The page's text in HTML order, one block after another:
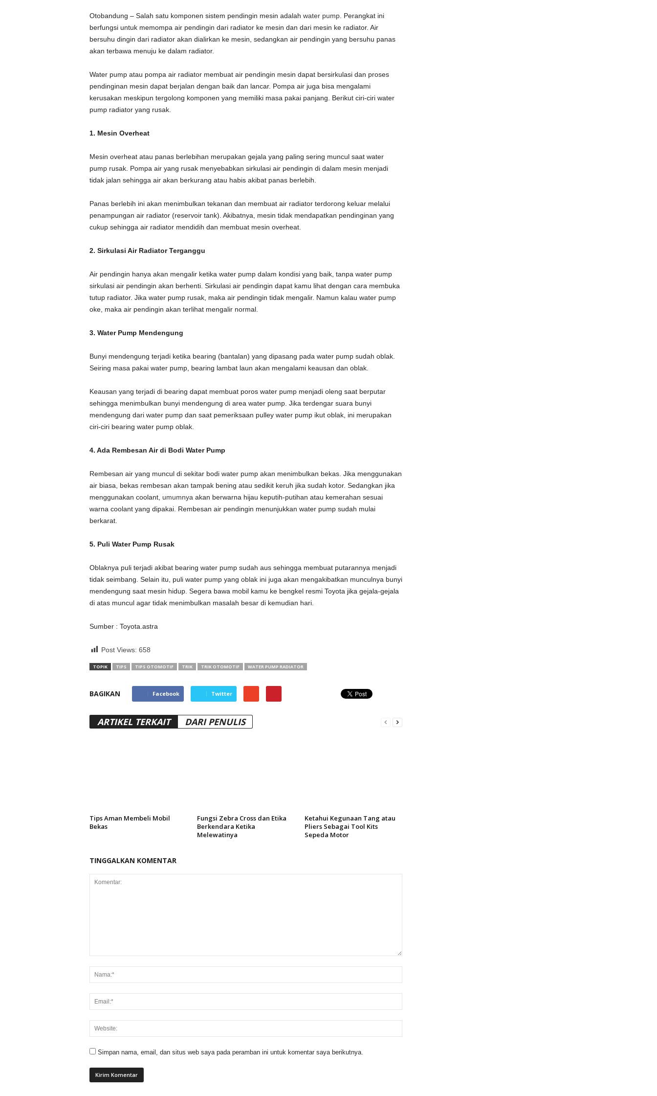
Otobandung – Salah satu komponen sistem pendingin mesin adalah water pump. Perangkat ini
berfungsi untuk memompa air pendingin dari radiator ke mesin dan dari mesin ke radiator. Air
bersuhu dingin dari radiator akan dialirkan ke mesin, sedangkan air pendingin yang bersuhu panas
akan terbawa menuju ke dalam radiator.
Water pump atau pompa air radiator membuat air pendingin mesin dapat bersirkulasi dan proses
pendinginan mesin dapat berjalan dengan baik dan lancar. Pompa air juga bisa mengalami
kerusakan meskipun tergolong komponen yang memiliki masa pakai panjang. Berikut ciri-ciri water
pump radiator yang rusak.
1. Mesin Overheat
Mesin overheat atau panas berlebihan merupakan gejala yang paling sering muncul saat water
pump rusak. Pompa air yang rusak menyebabkan sirkulasi air pendingin di dalam mesin menjadi
tidak jalan sehingga air akan berkurang atau habis akibat panas berlebih.
Panas berlebih ini akan menimbulkan tekanan dan membuat air radiator terdorong keluar melalui
penampungan air radiator (reservoir tank). Akibatnya, mesin tidak mendapatkan pendinginan yang
cukup sehingga air radiator mendidih dan membuat mesin overheat.
2. Sirkulasi Air Radiator Terganggu
Air pendingin hanya akan mengalir ketika water pump dalam kondisi yang baik, tanpa water pump
sirkulasi air pendingin akan berhenti. Sirkulasi air pendingin dapat kamu lihat dengan cara membuka
tutup radiator. Jika water pump rusak, maka air pendingin tidak mengalir. Namun kalau water pump
oke, maka air pendingin akan terlihat mengalir normal.
3. Water Pump Mendengung
Bunyi mendengung terjadi ketika bearing (bantalan) yang dipasang pada water pump sudah oblak.
Seiring masa pakai water pump, bearing lambat laun akan mengalami keausan dan oblak.
Keausan yang terjadi di bearing dapat membuat poros water pump menjadi oleng saat berputar
sehingga menimbulkan bunyi mendengung di area water pump. Jika terdengar suara bunyi
mendengung dari water pump dan saat pemeriksaan pulley water pump ikut oblak, ini merupakan
ciri-ciri bearing water pump oblak.
4. Ada Rembesan Air di Bodi Water Pump
Rembesan air yang muncul di sekitar bodi water pump akan menimbulkan bekas. Jika menggunakan
air biasa, bekas rembesan akan tampak bening atau sedikit keruh jika sudah kotor. Sedangkan jika
menggunakan coolant, umumnya akan berwarna hijau keputih-putihan atau kemerahan sesuai
warna coolant yang dipakai. Rembesan air pendingin menunjukkan water pump sudah mulai
berkarat.
5. Puli Water Pump Rusak
Oblaknya puli terjadi akibat bearing water pump sudah aus sehingga membuat putarannya menjadi
tidak seimbang. Selain itu, puli water pump yang oblak ini juga akan mengakibatkan munculnya bunyi
mendengung saat mesin hidup. Segera bawa mobil kamu ke bengkel resmi Toyota jika gejala-gejala
di atas muncul agar tidak menimbulkan masalah besar di kemudian hari.
Sumber : Toyota.astra
Post Views: 658
TOPIK TIPS TIPS OTOMOTIF TRIK TRIK OTOMOTIF WATER PUMP RADIATOR
BAGIKAN Facebook Twitter
ARTIKEL TERKAIT DARI PENULIS
Tips Aman Membeli Mobil
Bekas
Fungsi Zebra Cross dan Etika
Berkendara Ketika
Melewatinya
Ketahui Kegunaan Tang atau
Pliers Sebagai Tool Kits
Sepeda Motor
TINGGALKAN KOMENTAR
Simpan nama, email, dan situs web saya pada peramban ini untuk komentar saya berikutnya.